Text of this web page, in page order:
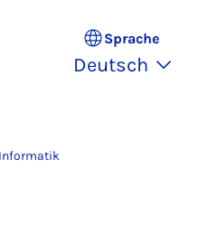
Sprache
Deutsch